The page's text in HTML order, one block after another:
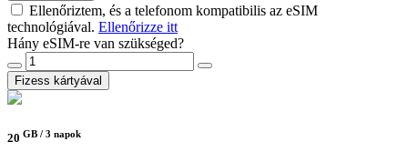
Ellenőriztem, és a telefonom kompatibilis az eSIM
technológiával. Ellenőrizze itt
Hány eSIM-re van szükséged?
Fizess kártyával
20 GB / 3 napok